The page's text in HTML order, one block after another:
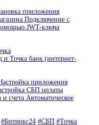
приложения
Подключение с
JWT-ключа
Точка банк (интернет-
приложения
СБП оплаты
и счета Автоматическое
#Битрикс24 #СБП #Точка